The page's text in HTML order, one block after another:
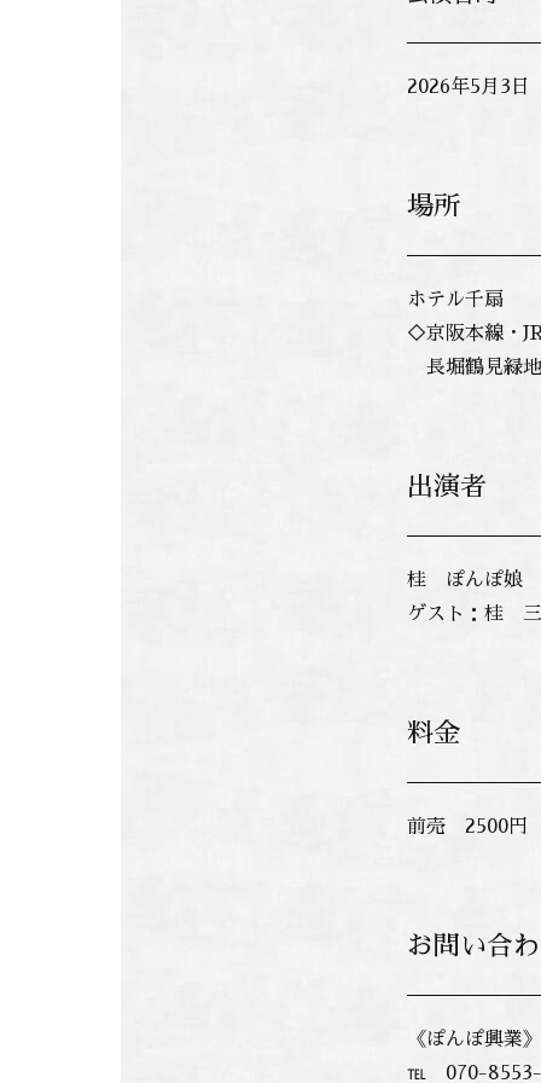
2026年5月3日
場所
ホテル千扇
◇京阪本線・
長堀鶴見緑
出演者
桂 ぽんぽ娘
ゲスト：桂
料金
前売 2500円
お問い合
《ぽんぽ興業》
℡ 070-8553-